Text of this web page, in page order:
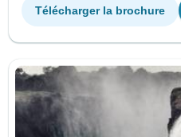
Télécharger la brochure